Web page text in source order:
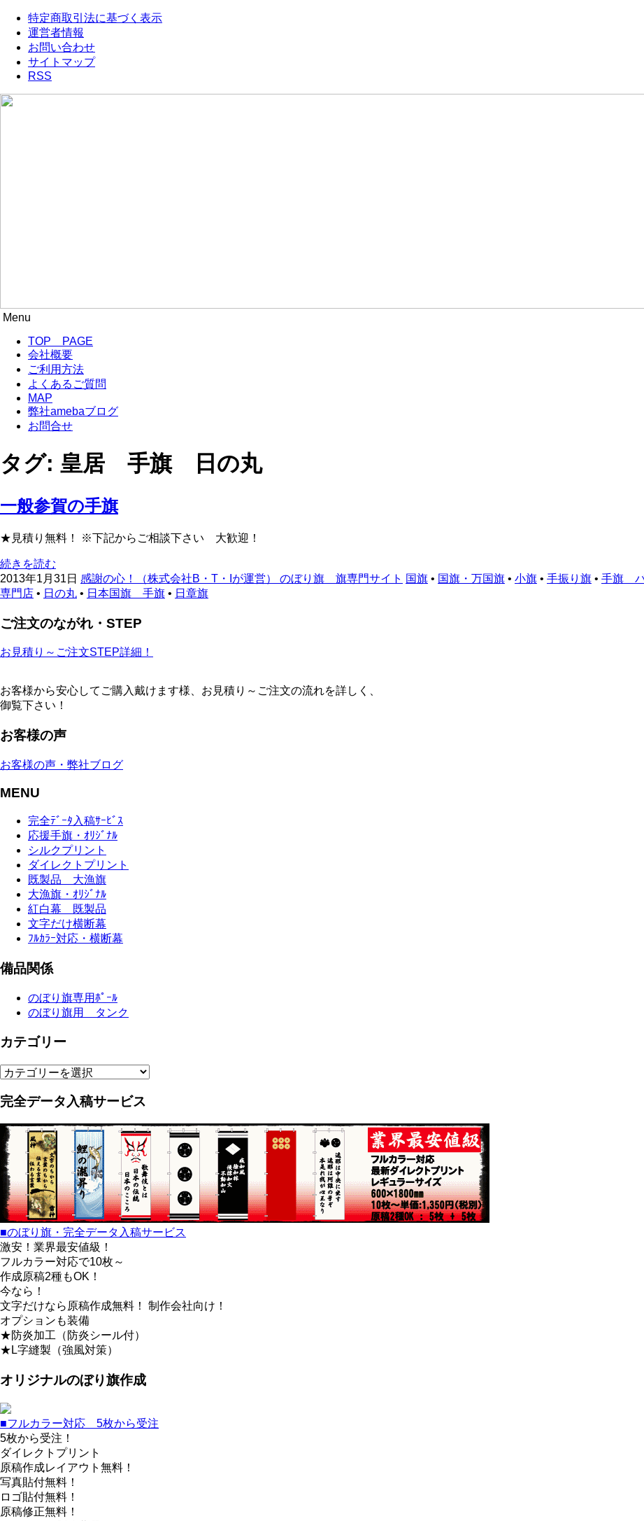
特定商取引法に基づく表示
運営者情報
お問い合わせ
サイトマップ
RSS
のぼり旗専門サイト-感謝の心！
Menu
TOP PAGE
会社概要
ご利用方法
よくあるご質問
MAP
弊社amebaブログ
お問合せ
タグ: 皇居 手旗 日の丸
一般参賀の手旗
★見積り無料！ ※下記からご相談下さい 大歓迎！
続きを読む
2013年1月31日 感謝の心！（株式会社B・T・Iが運営） のぼり旗 旗専門サイト 国旗 • 国旗・万国旗 • 小旗 • 手振り旗 • 手旗
専門店 • 日の丸 • 日本国旗 手旗 • 日章旗
ご注文のながれ・STEP
お見積り～ご注文STEP詳細！
お客様から安心してご購入戴けます様、お見積り～ご注文の流れを詳しく、
御覧下さい！
お客様の声
お客様の声・弊社ブログ
MENU
完全ﾃﾞｰﾀ入稿ｻｰﾋﾞｽ
応援手旗・ｵﾘｼﾞﾅﾙ
シルクプリント
ダイレクトプリント
既製品 大漁旗
大漁旗・ｵﾘｼﾞﾅﾙ
紅白幕 既製品
文字だけ横断幕
ﾌﾙｶﾗｰ対応・横断幕
備品関係
のぼり旗専用ﾎﾟｰﾙ
のぼり旗用 タンク
カテゴリー
カ
ゴ
ー
完全データ入稿サービス
■のぼり旗・完全データ入稿サービス
激安！業界最安値級！
フルカラー対応で10枚～
作成原稿2種もOK！
今なら！
文字だけなら原稿作成無料！ 制作会社向け！
オプションも装備
★防炎加工（防炎シール付）
★L字縫製（強風対策）
オリジナルのぼり旗作成
■フルカラー対応 5枚から受注
5枚から受注！
ダイレクトプリント
原稿作成レイアウト無料！
写真貼付無料！
ロゴ貼付無料！
原稿修正無料！